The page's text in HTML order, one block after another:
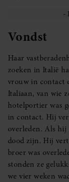
Vondst
Haar
zoeken in Italië
vrouw in contact
Italiaan, van wie
hotelportier was
in contact. Hij
overleden. Als
dood zijn. Hij
broer was
stonden ze
we vier weken